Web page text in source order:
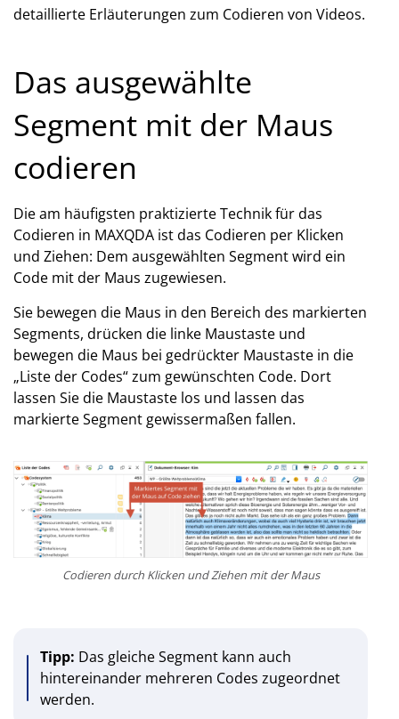
detaillierte Erläuterungen zum Codieren von Videos.
Das ausgewählte
Segment mit der Maus
codieren
Die am häufigsten praktizierte Technik für das
Codieren in MAXQDA ist das Codieren per Klicken
und Ziehen: Dem ausgewählten Segment wird ein
Code mit der Maus zugewiesen.
Sie bewegen die Maus in den Bereich des markierten
Segments, drücken die linke Maustaste und
bewegen die Maus bei gedrückter Maustaste in die
„Liste der Codes“ zum gewünschten Code. Dort
lassen Sie die Maustaste los und lassen das
markierte Segment gewissermaßen fallen.
Codieren durch Klicken und Ziehen mit der Maus
Tipp: Das gleiche Segment kann auch
hintereinander mehreren Codes zugeordnet
werden.